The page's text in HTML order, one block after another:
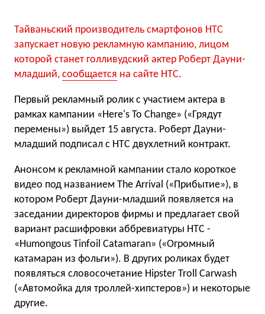
Тайваньский производитель смартфонов HTC
запускает новую рекламную кампанию, лицом
которой станет голливудский актер Роберт Дауни-
младший, сообщается на сайте HTC.
Первый рекламный ролик с участием актера в
рамках кампании «Here's To Change» («Грядут
перемены») выйдет 15 августа. Роберт Дауни-
младший подписал с HTC двухлетний контракт.
Анонсом к рекламной кампании стало короткое
видео под названием The Arrival («Прибытие»), в
котором Роберт Дауни-младший появляется на
заседании директоров фирмы и предлагает свой
вариант расшифровки аббревиатуры HTC -
«Humongous Tinfoil Catamaran» («Огромный
катамаран из фольги»). В других роликах будет
появляться словосочетание Hipster Troll Carwash
(«Автомойка для троллей-хипстеров») и некоторые
другие.